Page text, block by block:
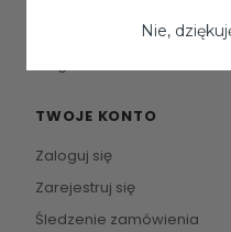
Zwroty i reklamacje
TWOJE KONTO
Zaloguj się
Zarejestruj się
Śledzenie zamówienia
Nie,